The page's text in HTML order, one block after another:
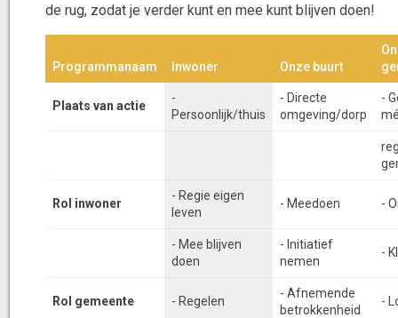
de rug, zodat je verder kunt en mee kunt blijven doen!
Programmanaam Inwoner Onze buurt
Plaats van actie
-
Persoonlijk/thuis
- Directe
omgeving/dorp
-
Rol inwoner
- Regie eigen
leven
- Meedoen -
- Mee blijven
doen
- Initiatief
nemen
-
Rol gemeente - Regelen
- Afnemende
betrokkenheid
-